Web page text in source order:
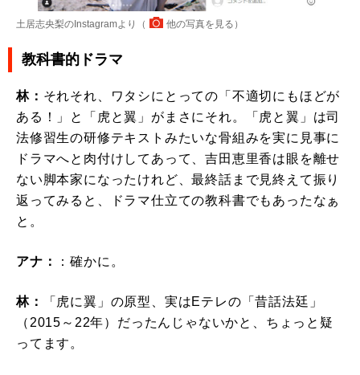
土居志央梨のInstagramより（ 他の写真を見る ）
教科書的ドラマ
林： それそれ、ワタシにとっての「不適切にもほどが
ある！」と「虎と翼」がまさにそれ。「虎と翼」は司
法修習生の研修テキストみたいな骨組みを実に見事に
ドラマへと肉付けしてあって、吉田恵里香は眼を離せ
ない脚本家になったけれど、最終話まで見終えて振り
返ってみると、ドラマ仕立ての教科書でもあったなぁ
と。
アナ： ：確かに。
林：
「虎に翼」の原型、実はEテレの「昔話法廷」
（2015～22年）だったんじゃないかと、ちょっと疑
ってます。